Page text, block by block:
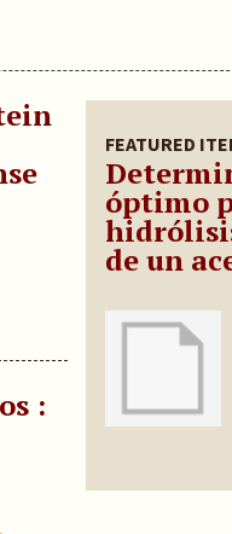
FEATURED
óptimo
de un
: